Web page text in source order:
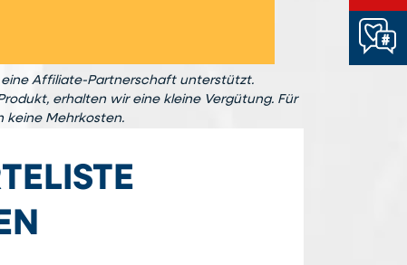
eine Affiliate-Partnerschaft unterstützt.
erhalten wir eine kleine Vergütung. Für
keine Mehrkosten.